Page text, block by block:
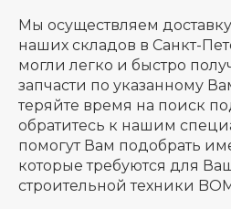
Мы осуществляем
наших складов в Санкт-
могли легко и быстро
запчасти по указанному
теряйте время на поиск
обратитесь к нашим
помогут Вам подобрать
которые требуются для
строительной техники